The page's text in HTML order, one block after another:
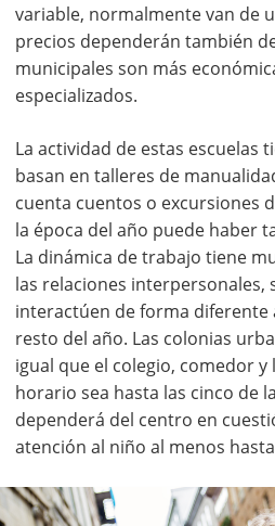
variable, normalmente van de
precios dependerán también
municipales son más
especializados.
La actividad de estas escuelas
basan en talleres de
cuenta cuentos o excursiones
la época del año puede haber
La dinámica de trabajo tiene
las relaciones interpersonales,
interactúen de forma diferente
resto del año. Las colonias
igual que el colegio, comedor
horario sea hasta las cinco de
dependerá del centro en
atención al niño al menos